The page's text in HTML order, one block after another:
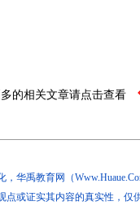
的相关文章请点击查看
华禹教育网（
点或证实其内容的真实性，仅